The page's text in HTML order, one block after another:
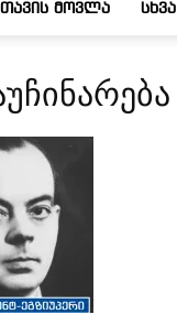
ᲗᲐᲕᲘᲡ ᲛᲝᲕᲚᲐ ᲡᲮᲕᲐ